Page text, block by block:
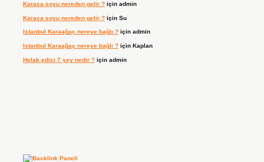
Karaca soyu nereden gelir ?için admin
Karaca soyu nereden gelir ?için Su
Istanbul Karaağaç nereye bağlı ?için admin
Istanbul Karaağaç nereye bağlı ?için Kaplan
Helak edici 7 şey nedir ?için admin